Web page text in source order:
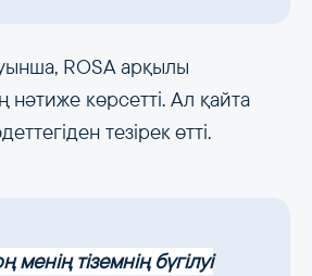
ROSA арқылы
нәтиже көрсетті. Ал қайта
тезірек өтті.
тіземнің бүгілуі